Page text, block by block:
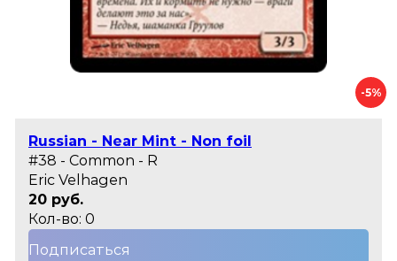
-5%
Russian - Near Mint - Non foil
#38 - Common - R
Eric Velhagen
20 руб.
Кол-во: 0
Подписаться